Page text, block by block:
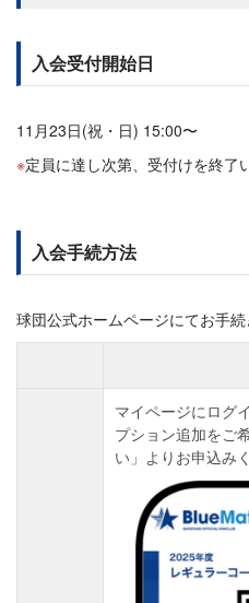
入会受付開始日
11月23日(祝・日) 15:00〜
定員に達し次第、受付けを終了
入会手続方法
球団公式ホームページにてお手続
マイページにログ
プション追加をご
い」よりお申込み